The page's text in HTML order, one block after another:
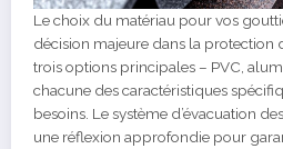
Le choix du matériau pour vos
décision majeure dans la protection
trois options principales – PVC,
chacune des caractéristiques
besoins. Le système d’évacuation
une réflexion approfondie pour